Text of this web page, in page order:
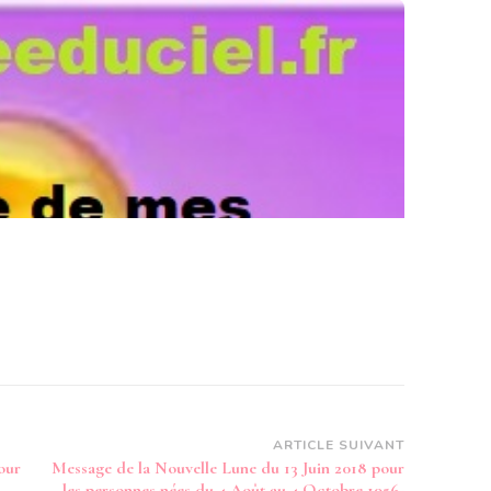
ARTICLE SUIVANT
Message de la Nouvelle Lune du 13 Juin 2018 pour